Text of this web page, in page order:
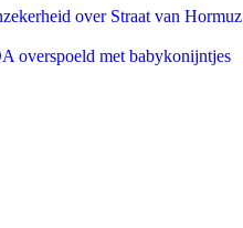
over Straat van Hormuz
overspoeld met babykonijntjes